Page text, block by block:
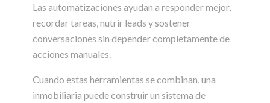
Las automatizaciones ayudan a responder mejor,
recordar tareas, nutrir leads y sostener
conversaciones sin depender completamente de
acciones manuales.
Cuando estas herramientas se combinan, una
inmobiliaria puede construir un sistema de